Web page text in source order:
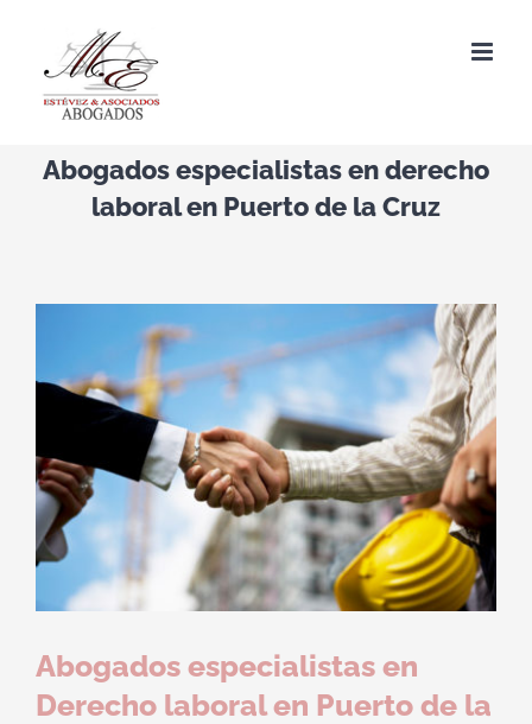
contenido
Abogados especialistas en derecho
laboral en Puerto de la Cruz
Abogados especialistas en
Derecho laboral en Puerto de la